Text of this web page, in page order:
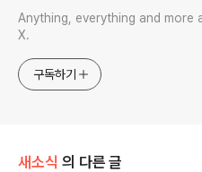
Anything, everything and more
X.
구독하기
새소식 의 다른 글